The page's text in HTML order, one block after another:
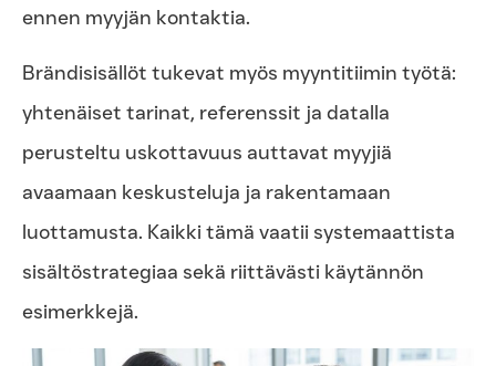
ennen myyjän kontaktia.
Brändisisällöt tukevat myös myyntitiimin työtä:
yhtenäiset tarinat, referenssit ja datalla
perusteltu uskottavuus auttavat myyjiä
avaamaan keskusteluja ja rakentamaan
luottamusta. Kaikki tämä vaatii systemaattista
sisältöstrategiaa sekä riittävästi käytännön
esimerkkejä.